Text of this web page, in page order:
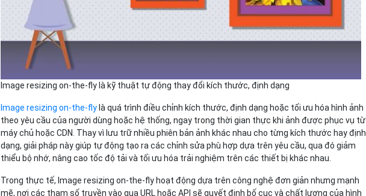
Image resizing on-the-fly là kỹ thuật tự động thay đổi kích thước, định dạng
Image resizing on-the-fly là quá trình điều chỉnh kích thước, định dạng hoặc tối ưu hóa hình ảnh
theo yêu cầu của người dùng hoặc hệ thống, ngay trong thời gian thực khi ảnh được phục vụ từ
máy chủ hoặc CDN. Thay vì lưu trữ nhiều phiên bản ảnh khác nhau cho từng kích thước hay định
dạng, giải pháp này giúp tự động tạo ra các chỉnh sửa phù hợp dựa trên yêu cầu, qua đó giảm
thiểu bộ nhớ, nâng cao tốc độ tải và tối ưu hóa trải nghiệm trên các thiết bị khác nhau.
Trong thực tế, Image resizing on-the-fly hoạt động dựa trên công nghệ đơn giản nhưng mạnh
mẽ, nơi các tham số truyền vào qua URL hoặc API sẽ quyết định bố cục và chất lượng của hình